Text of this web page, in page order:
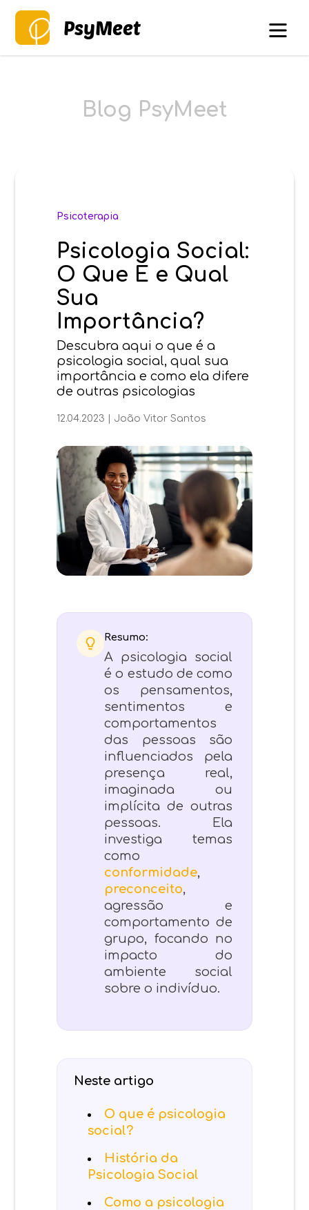
PsyMeet
Blog PsyMeet
Psicoterapia
Psicologia Social:
O Que É e Qual
Sua
Importância?
Descubra aqui o que é a
psicologia social, qual sua
importância e como ela difere
de outras psicologias
12.04.2023 João Vitor Santos
Resumo:
A psicologia social
é o estudo de como
os pensamentos,
sentimentos e
comportamentos
das pessoas são
influenciados pela
presença real,
imaginada ou
implícita de outras
pessoas. Ela
investiga temas
como
conformidade,
preconceito,
agressão e
comportamento de
grupo, focando no
impacto do
ambiente social
sobre o indivíduo.
Neste artigo
O que é psicologia
social?
História da
Psicologia Social
Como a psicologia